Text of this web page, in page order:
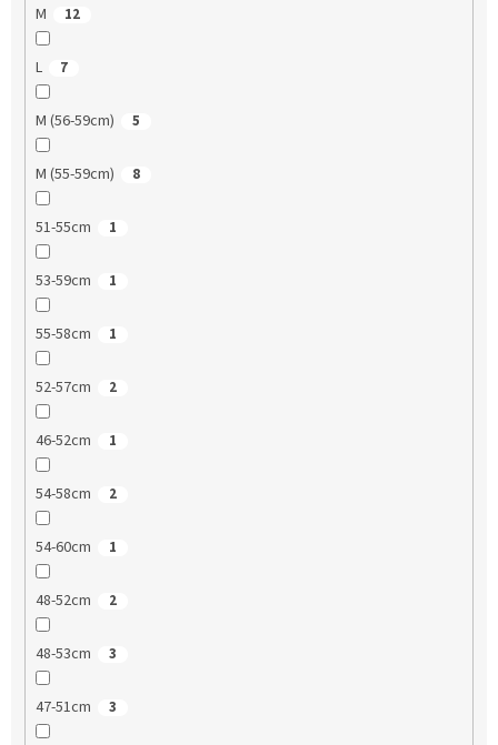
M 12
L 7
M (56-59cm) 5
M (55-59cm) 8
51-55cm 1
53-59cm 1
55-58cm 1
52-57cm 2
46-52cm 1
54-58cm 2
54-60cm 1
48-52cm 2
48-53cm 3
47-51cm 3